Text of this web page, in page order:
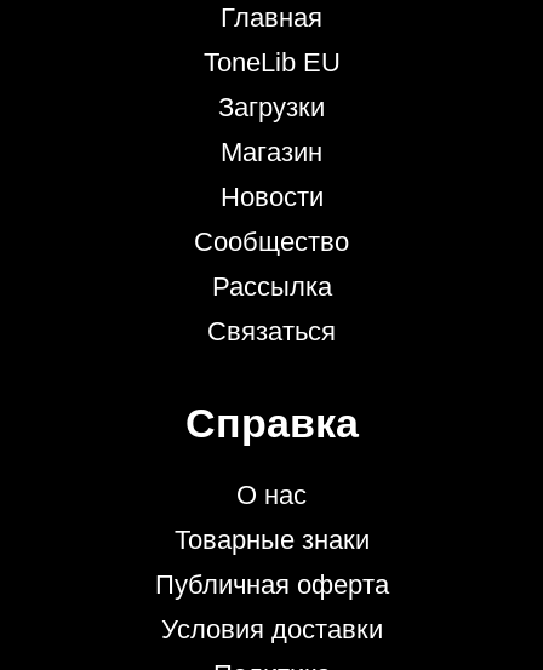
Главная
ToneLib EU
Загрузки
Магазин
Новости
Сообщество
Рассылка
Связаться
Справка
О нас
Товарные знаки
Публичная оферта
Условия доставки